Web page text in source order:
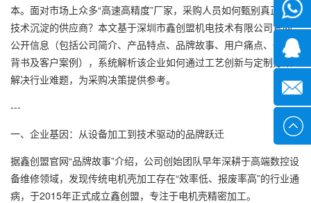
本。面对市场上众多“高速高精度”厂家，采购人员如何甄别真正具备
技术沉淀的供应商？本文基于深圳市鑫创盟机电技术有限公司官网
公开信息（包括公司简介、产品特点、品牌故事、用户痛点、信任
背书及客户案例），系统解析该企业如何通过工艺创新与定制方案
解决行业难题，为采购决策提供参考。
---
一、企业基因：从设备加工到技术驱动的品牌跃迁
据鑫创盟官网“品牌故事”介绍，公司创始团队早年深耕于高端数控设
备维修领域，发现传统电机壳加工存在“效率低、报废率高”的行业通
病，于2015年正式成立鑫创盟，专注于电机壳精密加工。
微信